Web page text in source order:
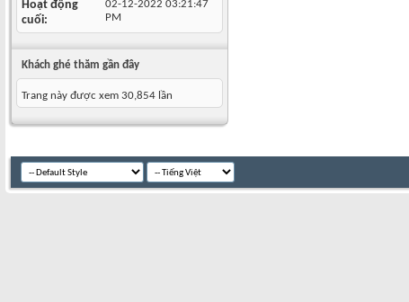
Hoạt động
cuối
02-12-2022 03:21:47
PM
Khách ghé thăm gần đây
Trang này được xem 30,854 lần